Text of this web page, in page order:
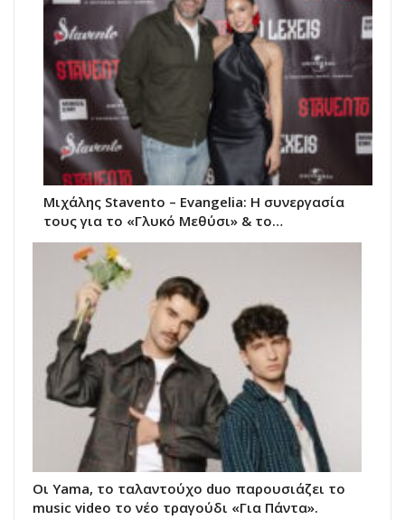
Μιχάλης Stavento – Evangelia: Η συνεργασία
τους για το «Γλυκό Μεθύσι» & το…
Οι Yama, το ταλαντούχο duo παρουσιάζει το
music video το νέο τραγούδι «Για Πάντα».